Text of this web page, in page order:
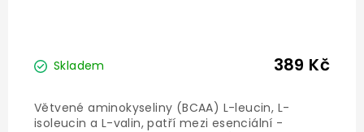
Skladem 389 Kč
Větvené aminokyseliny (BCAA) L-leucin, L-
isoleucin a L-valin, patří mezi esenciální -